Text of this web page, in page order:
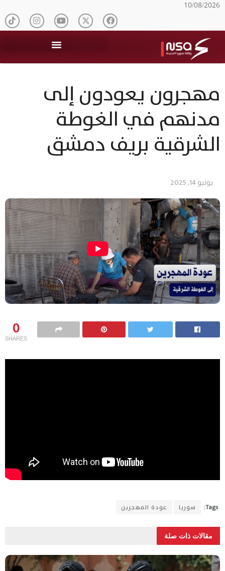
10/08/2026
مهجرون يعودون إلى
مدنهم في الغوطة
الشرقية بريف دمشق
يونيو 14, 2025
0
SHARES
Tags: سوريا عودة المهجرين
مقالات ذات صلة